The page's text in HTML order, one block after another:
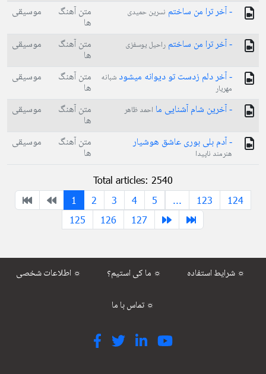
- آخر ترا من ساختم نسرین حمیدی متن آهنگ
ها
موسیقی
- آخر ترا من ساختم راحیل یوسفزی متن آهنگ
ها
موسیقی
- آخر دلم زدست تو دیوانه میشود شبانه
مهریار
متن آهنگ
ها
موسیقی
- آخرین شام آشنایی ما احمد ظاهر متن آهنگ
ها
موسیقی
- آدم بلی بوری عاشق هوشيار
هنرمند ناپیدا
متن آهنگ
ها
موسیقی
Total articles: 2540
1
2 3 4 5 ... 123
124
125
126 127
اطلاعات شخصی ☼ ما کی استیم؟ ☼ شرایط استفاده ☼
تماس با ما ☼